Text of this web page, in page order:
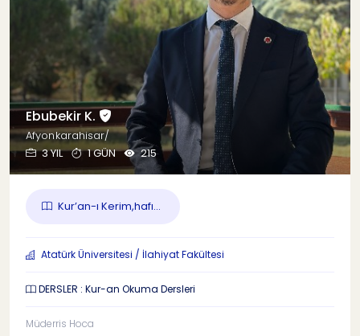
Ebubekir K.
Afyonkarahisar/
3 YIL
1 GÜN 215
Kur’an-ı Kerim,hafı...
Atatürk Üniversitesi / İlahiyat Fakültesi
DERSLER : Kur-an Okuma Dersleri
Müderris Hoca